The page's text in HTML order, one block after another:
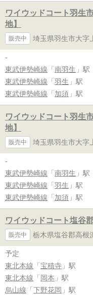
ワイウッドコート羽生
地】
販売中 埼玉県羽生市大字
-
東武伊勢崎線 「 南羽生 」駅
東武伊勢崎線 「 羽生 」駅
東武伊勢崎線 「 加須 」駅
ワイウッドコート羽生
地】
販売中 埼玉県羽生市大字
-
東武伊勢崎線 「 南羽生 」駅
東武伊勢崎線 「 羽生 」駅
東武伊勢崎線 「 加須 」駅
ワイウッドコート塩谷
販売中 栃木県塩谷郡高根
予定
東北本線 「 宝積寺 」駅
東北本線 「 岡本 」駅
烏山線 「 下野花岡 」駅